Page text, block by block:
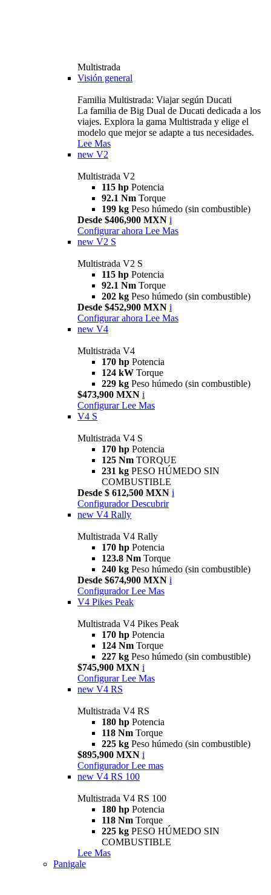
Multistrada
Visión general
Familia Multistrada: Viajar según Ducati
La familia de Big Dual de Ducati dedicada a los
viajes. Explora la gama Multistrada y elige el
modelo que mejor se adapte a tus necesidades.
Lee Mas
new V2
Multistrada V2
115 hp Potencia
92.1 Nm Torque
199 kg Peso húmedo (sin combustible)
Desde $406,900 MXN i
Configurar ahora Lee Mas
new V2 S
Multistrada V2 S
115 hp Potencia
92.1 Nm Torque
202 kg Peso húmedo (sin combustible)
Desde $452,900 MXN i
Configurar ahora Lee Mas
new V4
Multistrada V4
170 hp Potencia
124 kW Torque
229 kg Peso húmedo (sin combustible)
$473,900 MXN i
Configurar Lee Mas
V4 S
Multistrada V4 S
170 hp Potencia
125 Nm TORQUE
231 kg PESO HÚMEDO SIN
COMBUSTIBLE
Desde $ 612,500 MXN i
Configurador Descubrir
new V4 Rally
Multistrada V4 Rally
170 hp Potencia
123.8 Nm Torque
240 kg Peso húmedo (sin combustible)
Desde $674,900 MXN i
Configurador Lee Mas
V4 Pikes Peak
Multistrada V4 Pikes Peak
170 hp Potencia
124 Nm Torque
227 kg Peso húmedo (sin combustible)
$745,900 MXN i
Configurar Lee Mas
new V4 RS
Multistrada V4 RS
180 hp Potencia
118 Nm Torque
225 kg Peso húmedo (sin combustible)
$895,900 MXN i
Configurador Lee mas
new V4 RS 100
Multistrada V4 RS 100
180 hp Potencia
118 Nm Torque
225 kg PESO HÚMEDO SIN
COMBUSTIBLE
Lee Mas
Panigale